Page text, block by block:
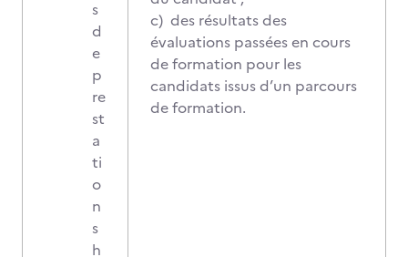
s
d
e
p
re
st
a
ti
o
n
s
h
c) des résultats des
évaluations passées en cours
de formation pour les
candidats issus d’un parcours
de formation.